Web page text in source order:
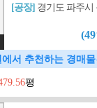
[공장] 경기도 파주시
에서 추천하는 경매
평